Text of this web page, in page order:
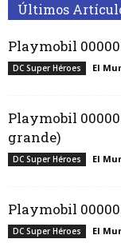
Últimos
Playmobil
DC Super Héroes El
Playmobil
grande)
DC Super Héroes El
Playmobil
DC Super Héroes El